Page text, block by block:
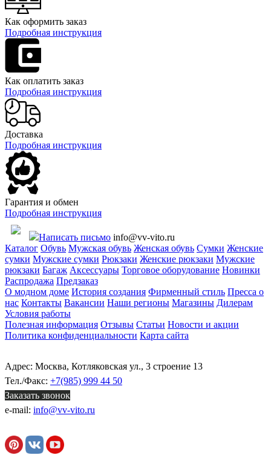
Как оформить заказ
Подробная инструкция
Как оплатить заказ
Подробная инструкция
Доставка
Подробная инструкция
Гарантия и обмен
Подробная инструкция
Написать письмо info@vv-vito.ru
Каталог Обувь Мужская обувь Женская обувь Сумки Женские
сумки Мужские сумки Рюкзаки Женские рюкзаки Мужские
рюкзаки Багаж Аксессуары Торговое оборудование Новинки
Распродажа Предзаказ
О модном доме История создания Фирменный стиль Пресса о
нас Контакты Вакансии Наши регионы Магазины Дилерам
Условия работы
Полезная информация Отзывы Статьи Новости и акции
Политика конфиденциальности Карта сайта
Адрес: Москва, Котляковская ул., 3 строение 13
Тел./Факс: +7(985) 999 44 50
Заказать звонок
e-mail: info@vv-vito.ru